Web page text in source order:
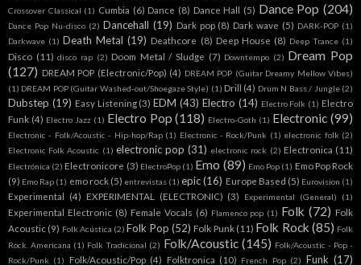
Crossover Classical (1) Cumbia (6) Dance (8) Dance Hall (5) Dance Pop (204)
Dance Pop Nu-disco (2) Dancehall (19) Dark pop (8) Dark wave (5) DARK-POP (1)
Darkwave (1) Death Metal (19) Deathcore (8) Deep House (8) Deep Trance (1)
Disco (11) disco rap (2) Doom Metal / Sludge (7) Downtempo (2) Dream Pop
(127) DREAM POP (Electronic/Pop) (4) DREAM POP (Guitar Dreamy Mellow Vibes)
(1) DREAM POP (Guitar Washed-out/Shoegaze Style) (1) Drill (4) Drum N Bass / Jungle (2)
Dubstep (19) Easy Listening (3) EDM (43) Electro (14) Electro Folk (1) Electro
Funk (4) Electro Jazz (1) Electro Pop (118) Electro-Goth (1) Electronic (99)
Electronic - Folk/Acoustic - Hip-hop/Rap (1) Electronic - Rock/Punk (1) electronic folk (2)
Electronic Folk Acoustic (1) electronic pop (31) electronic rock (2) Electronica (11)
Electrónica (2) Electronicore (3) ElectroPop (1) Emo (89) Emo Pop (1) Emo Pop Rock
(9) Emo Rap (1) emo rock (5) entrevistas (1) epic (16) Europe Based (5) Eurovision (1)
Experimental (4) EXPERIMENTAL (ELECTRONIC) (3) Experimental (General) (1)
Experimental Electronic (8) Female Vocals (6) Flamenco pop (1) Folk (72) Folk
Acoustic (9) Folk Acústica (2) Folk Pop (52) Folk Punk (11) Folk Rock (85) Folk
Rock. Americana (1) Folk Tradicional (2) Folk/Acoustic (145) Folk/Acoustic - Pop -
Rock/Punk (1) Folk/Acoustic/Pop (4) Folktronica (10) French Pop (2) Funk (17)